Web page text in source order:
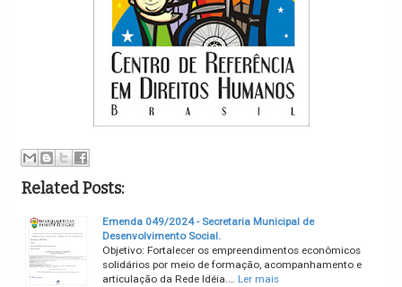
Related Posts:
Emenda 049/2024 - Secretaria Municipal de
Desenvolvimento Social.
Objetivo: Fortalecer os empreendimentos econômicos
solidários por meio de formação, acompanhamento e
articulação da Rede Idéia.… Ler mais